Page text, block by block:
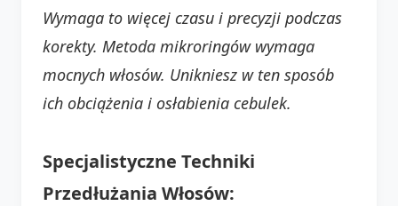
Wymaga to więcej czasu i precyzji podczas
korekty. Metoda mikroringów wymaga
mocnych włosów. Unikniesz w ten sposób
ich obciążenia i osłabienia cebulek.
Specjalistyczne Techniki
Przedłużania Włosów: